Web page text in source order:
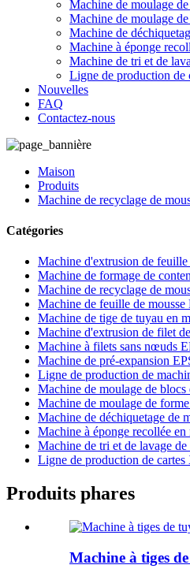
Machine de moulage
Machine de moulage
Machine de
Machine à éponge
Machine de tri et de
Ligne de production de
Nouvelles
FAQ
Contactez-nous
Maison
Produits
Machine de recyclage de
Catégories
Machine d'extrusion de feuille
Machine de formage de
Machine de recyclage de
Machine de feuille de mousse
Machine de tige de tuyau en
Machine d'extrusion de filet
Machine à filets sans nœuds
Machine de pré-expansion
Ligne de production de
Machine de moulage de blocs
Machine de moulage de
Machine de déchiquetage de
Machine à éponge recollée en
Machine de tri et de lavage
Ligne de production de cartes
Produits phares
Machine à tiges